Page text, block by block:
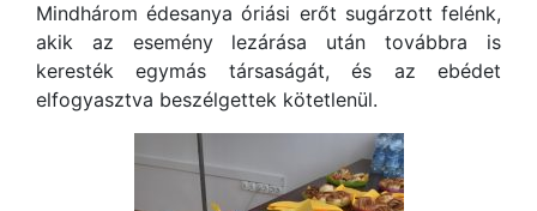
Mindhárom édesanya óriási erőt sugárzott felénk,
akik az esemény lezárása után továbbra is
keresték egymás társaságát, és az ebédet
elfogyasztva beszélgettek kötetlenül.